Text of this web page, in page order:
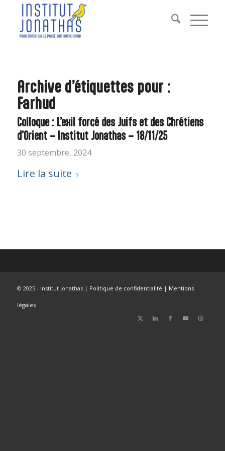
Archive d’étiquettes pour :
Farhud
Colloque : L’exil forcé des Juifs et des Chrétiens
d’Orient – Institut Jonathas – 18/11/25
30 septembre, 2024
Lire la suite
© 2025 - Institut Jonathas | Politique de confidentialité | Mentions
légales